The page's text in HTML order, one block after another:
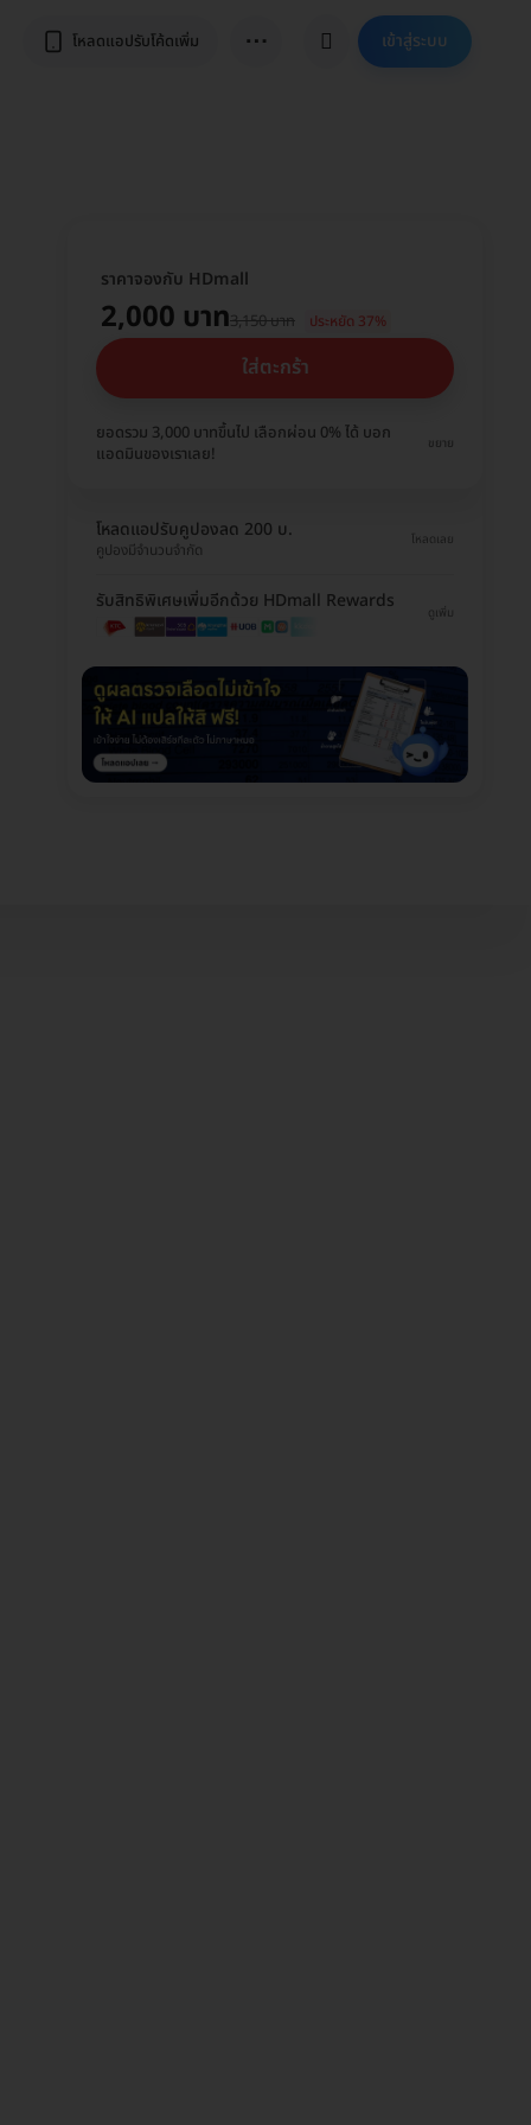
โหลดแอปรับโค้ดเพิ่ม ⋯ เข้าสู่ระบบ
ราคาจองกับ HDmall
2,000 บาท3,150 บาท ประหยัด 37%
ใส่ตะกร้า
ยอดรวม 3,000 บาทขึ้นไป เลือกผ่อน 0% ได้ บอก
แอดมินของเราเลย!
ขยาย
โหลดแอปรับคูปองลด 200 บ.
คูปองมีจำนวนจำกัด
โหลดเลย
รับสิทธิพิเศษเพิ่มอีกด้วย HDmall Rewards
ดูเพิ่ม